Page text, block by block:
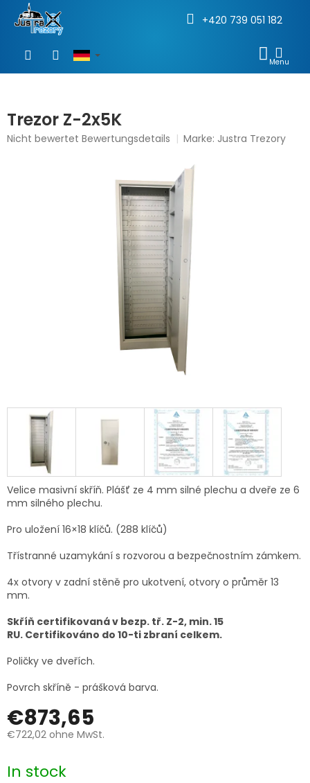
springen
+420 739 051 182
Trezor Z-2x5K
Die
Nicht bewertet Bewertungsdetails Marke: Justra Trezory
€873,65
€722,02 ohne MwSt.
In stock
Velice masivní skříň. Plášť ze 4 mm silné plechu a dveře ze 6
mm silného plechu.
Pro uložení 16×18 klíčů. (288 klíčů)
Třístranné uzamykání s rozvorou a bezpečnostním zámkem.
4x otvory v zadní stěně pro ukotvení, otvory o průměr 13
mm.
Skříň certifikovaná v bezp. tř. Z-2, min. 15
RU. Certifikováno do 10-ti zbraní celkem.
Poličky ve dveřích.
Povrch skříně - prášková barva.